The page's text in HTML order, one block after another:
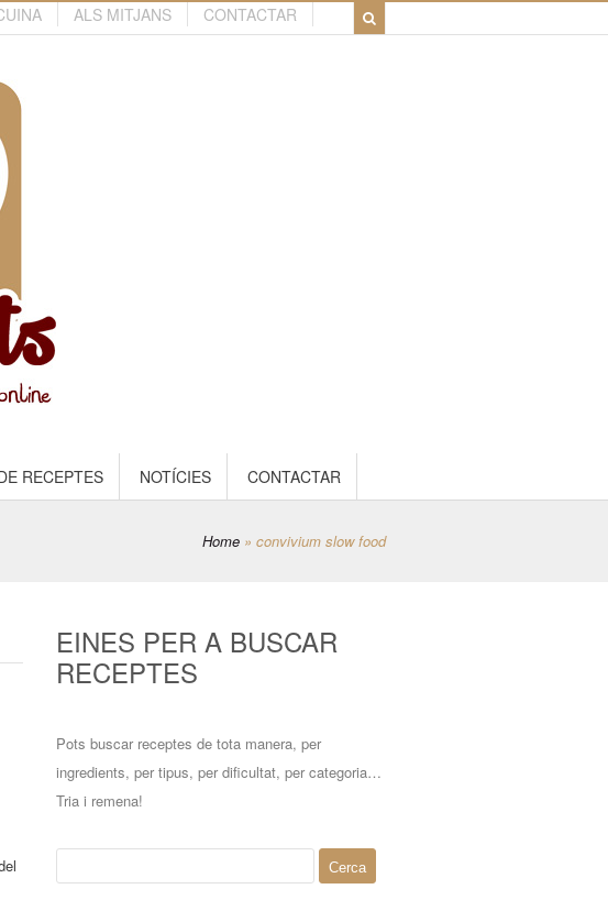
ALS MITJANS CONTACTAR
RECEPTES NOTÍCIES CONTACTAR
Home » convivium slow food
EINES PER A BUSCAR
RECEPTES
Pots buscar receptes de tota manera, per
ingredients, per tipus, per dificultat, per categoria…
Tria i remena!